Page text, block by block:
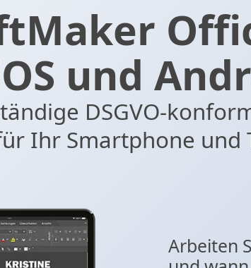
und
DSGVO-
Ihr Smartphone und
Arbeiten